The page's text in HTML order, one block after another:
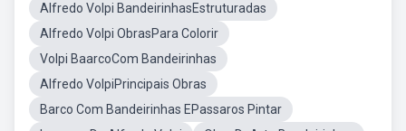
Alfredo Volpi BandeirinhasEstruturadas
Alfredo Volpi ObrasPara Colorir
Volpi BaarcoCom Bandeirinhas
Alfredo VolpiPrincipais Obras
Barco Com Bandeirinhas EPassaros Pintar